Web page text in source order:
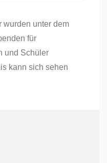
wurden unter dem
für
und Schüler
kann sich sehen